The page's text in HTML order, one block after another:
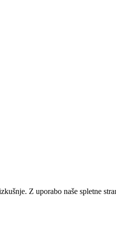
Z uporabo naše spletne